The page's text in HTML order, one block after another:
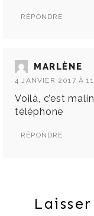
RÉPONDRE
MARLÈNE
4 JANVIER 2017 À
Voilà, c’est
téléphone
RÉPONDRE